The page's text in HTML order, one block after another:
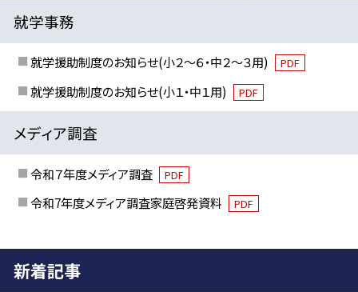
就学事務
就学援助制度のお知らせ(小２～６・中２～３用) PDF
就学援助制度のお知らせ(小１・中１用) PDF
メディア調査
令和７年度メディア調査 PDF
令和7年度メディア調査家庭啓発資料 PDF
新着記事